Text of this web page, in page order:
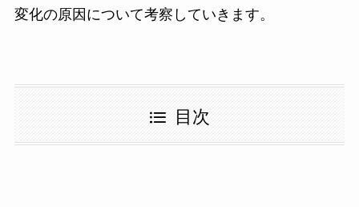
変化の原因について考察していきます。
目次